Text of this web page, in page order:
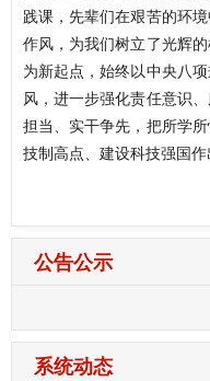
践课，先辈们在艰苦的环
作风，为我们树立了光辉
为新起点，始终以中央八
风，进一步强化责任意识
担当、实干争先，把所学
技制高点、建设科技强国作
公告公示
系统动态